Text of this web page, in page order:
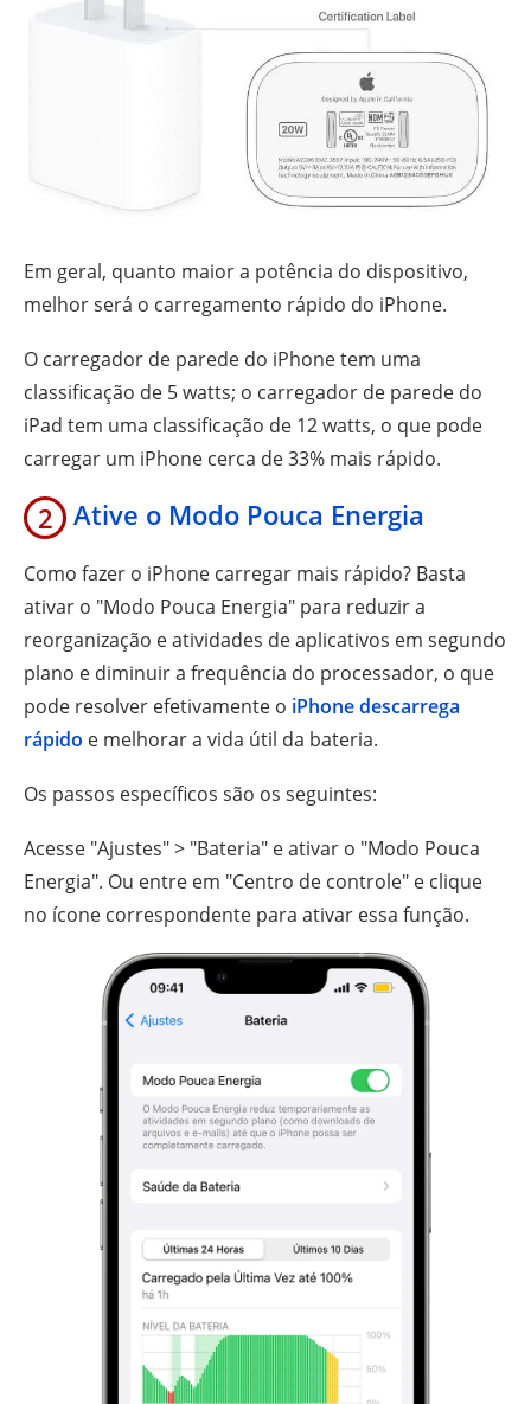
Em geral, quanto maior a potência do dispositivo,
melhor será o carregamento rápido do iPhone.
O carregador de parede do iPhone tem uma
classificação de 5 watts; o carregador de parede do
iPad tem uma classificação de 12 watts, o que pode
carregar um iPhone cerca de 33% mais rápido.
2 Ative o Modo Pouca Energia
Como fazer o iPhone carregar mais rápido? Basta
ativar o "Modo Pouca Energia" para reduzir a
reorganização e atividades de aplicativos em segundo
plano e diminuir a frequência do processador, o que
pode resolver efetivamente o iPhone descarrega
rápido e melhorar a vida útil da bateria.
Os passos específicos são os seguintes:
Acesse "Ajustes" > "Bateria" e ativar o "Modo Pouca
Energia". Ou entre em "Centro de controle" e clique
no ícone correspondente para ativar essa função.